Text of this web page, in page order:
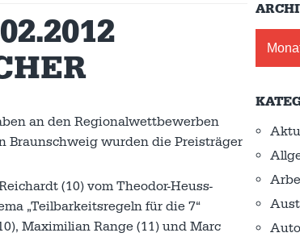
an den Regionalwettbewerben
Braunschweig wurden die Preisträger
(10) vom Theodor-Heuss-
„Teilbarkeitsregeln für die 7“
Maximilian Range (11) und Marc